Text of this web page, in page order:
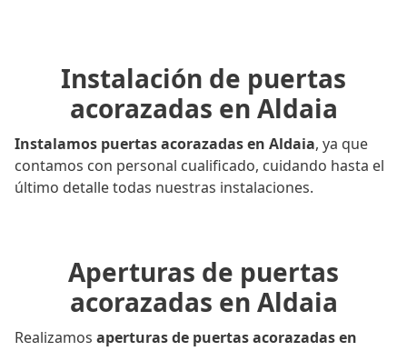
Instalación de puertas
acorazadas en Aldaia
Instalamos puertas acorazadas en Aldaia, ya que
contamos con personal cualificado, cuidando hasta el
último detalle todas nuestras instalaciones.
Aperturas de puertas
acorazadas en Aldaia
Realizamos aperturas de puertas acorazadas en